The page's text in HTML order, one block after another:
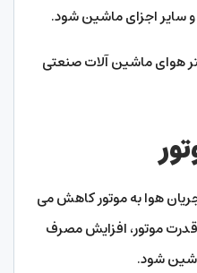
سایر اجزای ماشین شود.
هوای ماشین آلات صنعتی
هوا به موتور کاهش می
موتور، افزایش مصرف
شود.